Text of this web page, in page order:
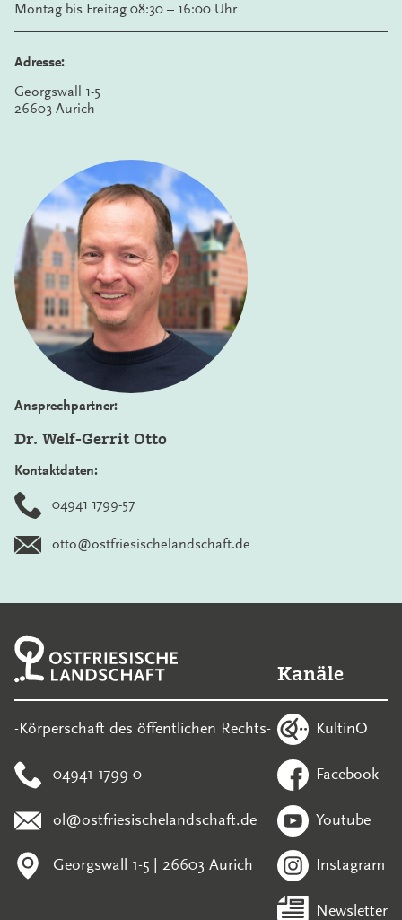
Montag bis Freitag 08:30 – 16:00 Uhr
Adresse:
Georgswall 1-5
26603 Aurich
Ansprechpartner:
Dr. Welf-Gerrit Otto
Kontaktdaten:
04941 1799-57
otto@ostfriesischelandschaft.de
-Körperschaft des öffentlichen Rechts-
04941 1799-0
ol@ostfriesischelandschaft.de
Georgswall 1-5 | 26603 Aurich
Kanäle
KultinO
Facebook
Youtube
Instagram
Newsletter